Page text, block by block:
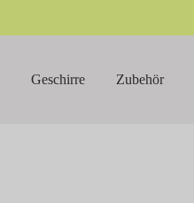
Geschirre Zubehör